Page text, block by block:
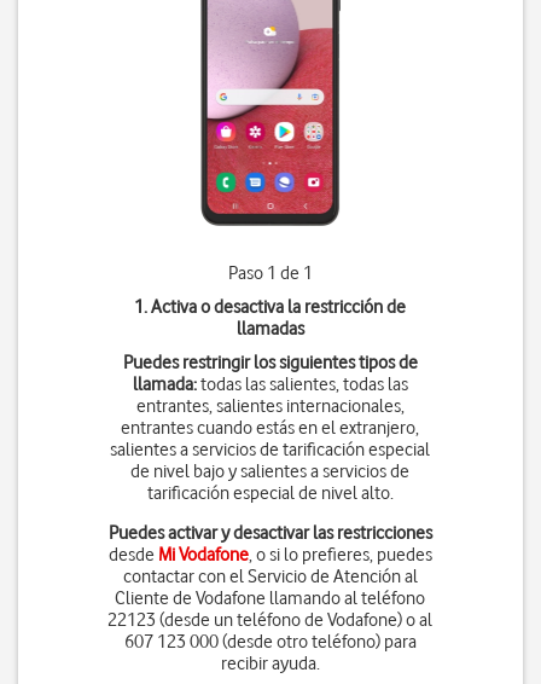
Paso 1 de 1
1. Activa o desactiva la restricción de
llamadas
Puedes restringir los siguientes tipos de
llamada:todas las salientes, todas las
entrantes, salientes internacionales,
entrantes cuando estás en el extranjero,
salientes a servicios de tarificación especial
de nivel bajo y salientes a servicios de
tarificación especial de nivel alto.
Puedes activar y desactivar las restricciones
desde Mi Vodafone, o si lo prefieres, puedes
contactar con el Servicio de Atención al
Cliente de Vodafone llamando al teléfono
22123 (desde un teléfono de Vodafone) o al
607 123 000 (desde otro teléfono) para
recibir ayuda.